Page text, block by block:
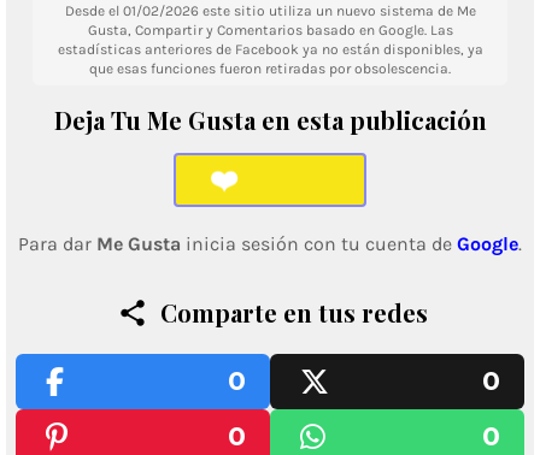
Desde el 01/02/2026 este sitio utiliza un nuevo sistema de Me
Gusta, Compartir y Comentarios basado en Google. Las
estadísticas anteriores de Facebook ya no están disponibles, ya
que esas funciones fueron retiradas por obsolescencia.
Deja Tu Me Gusta en esta publicación
❤️
Para dar Me Gusta inicia sesión con tu cuenta de Google.
Comparte en tus redes
0
0
0
0